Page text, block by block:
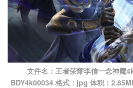
文件名：王者荣耀李信一念神魔
BDY4k00034 格式：jpg 体积：